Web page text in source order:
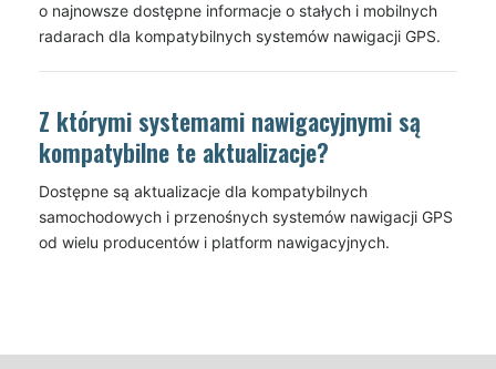
o najnowsze dostępne informacje o stałych i mobilnych
radarach dla kompatybilnych systemów nawigacji GPS.
Z którymi systemami nawigacyjnymi są
kompatybilne te aktualizacje?
Dostępne są aktualizacje dla kompatybilnych
samochodowych i przenośnych systemów nawigacji GPS
od wielu producentów i platform nawigacyjnych.